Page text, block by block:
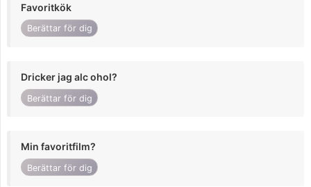
Favoritkök
Berättar för dig
Dricker jag alc ohol?
Berättar för dig
Min favoritfilm?
Berättar för dig